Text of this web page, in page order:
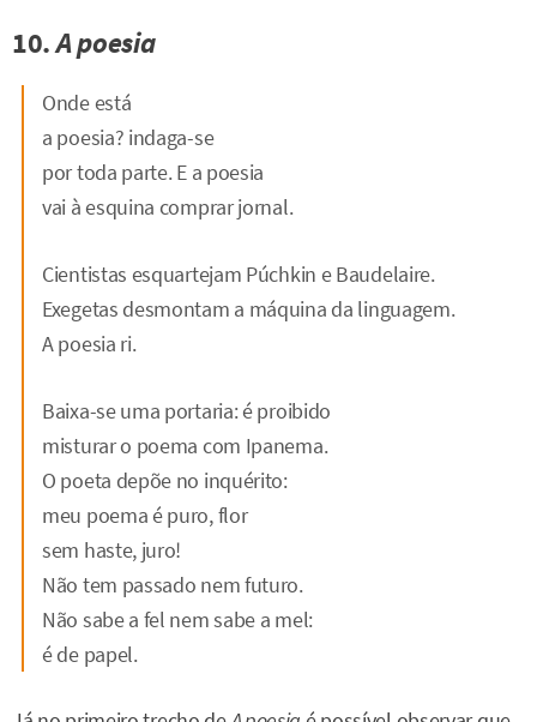
10.A poesia
Onde está
a poesia? indaga-se
por toda parte. E a poesia
vai à esquina comprar jornal.
Cientistas esquartejam Púchkin e Baudelaire.
Exegetas desmontam a máquina da linguagem.
A poesia ri.
Baixa-se uma portaria: é proibido
misturar o poema com Ipanema.
O poeta depõe no inquérito:
meu poema é puro, flor
sem haste, juro!
Não tem passado nem futuro.
Não sabe a fel nem sabe a mel:
é de papel.